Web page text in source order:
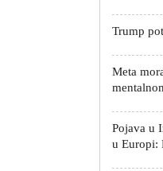
Trump
Meta
Pojava